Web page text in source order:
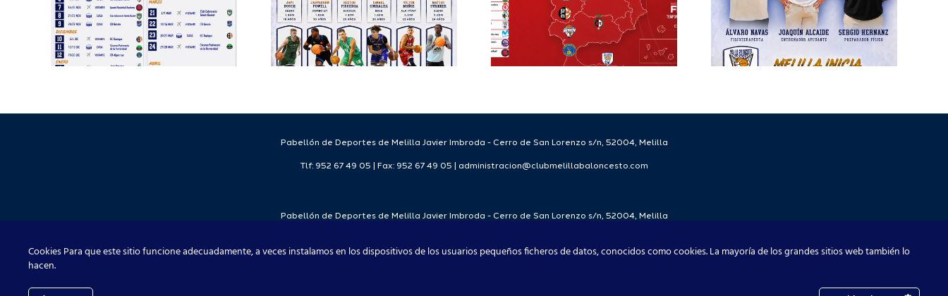
proyecto
deportivo para
la temporada
FEB para el
Melilla Ciudad
del Deporte
para la
temporada
Pabellón de Deportes de Melilla Javier Imbroda - Cerro de San Lorenzo s/n, 52004, Melilla
Tlf: 952 67 49 05 | Fax: 952 67 49 05 | administracion@clubmelillabaloncesto.com
Pabellón de Deportes de Melilla Javier Imbroda - Cerro de San Lorenzo s/n, 52004, Melilla
Cookies Para que este sitio funcione adecuadamente, a veces instalamos en los dispositivos de los usuarios pequeños ficheros de datos, conocidos como cookies. La mayoría de los grandes sitios web también lo
hacen.